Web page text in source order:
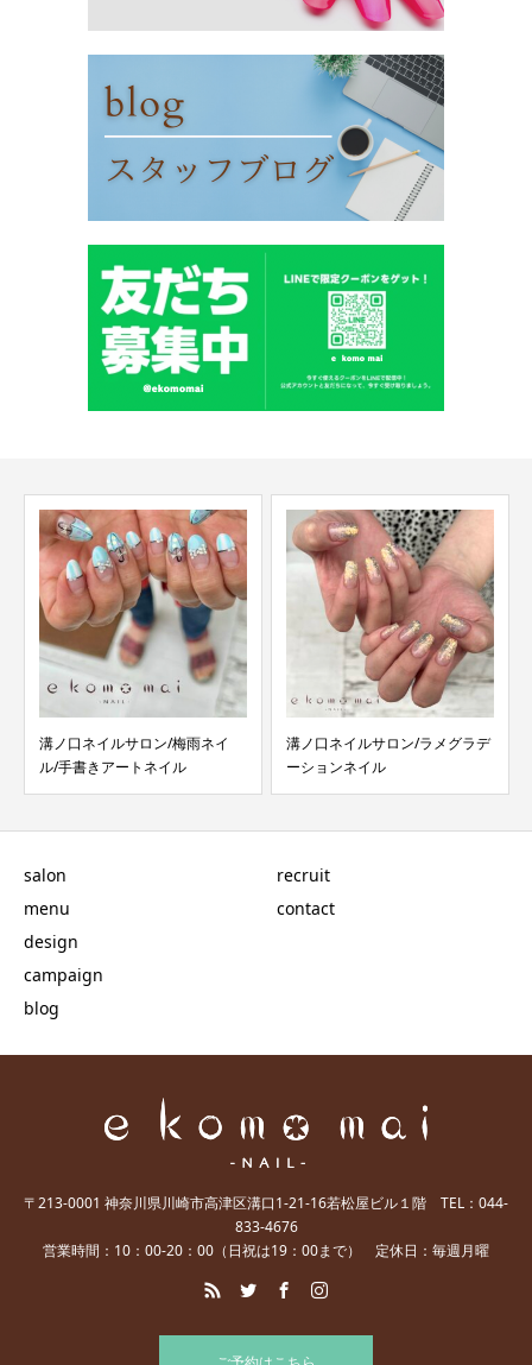
溝ノ口ネイルサロン/ラメグラデ
ーションネイル
溝ノ口ネイルサロン/バレンタイ
ンネイル
salon
menu
design
campaign
blog
recruit
contact
〒213-0001 神奈川県川崎市高津区溝口1-21-16若松屋ビル１階 TEL：044-
833-4676
営業時間：10：00-20：00（日祝は19：00まで） 定休日：毎週月曜